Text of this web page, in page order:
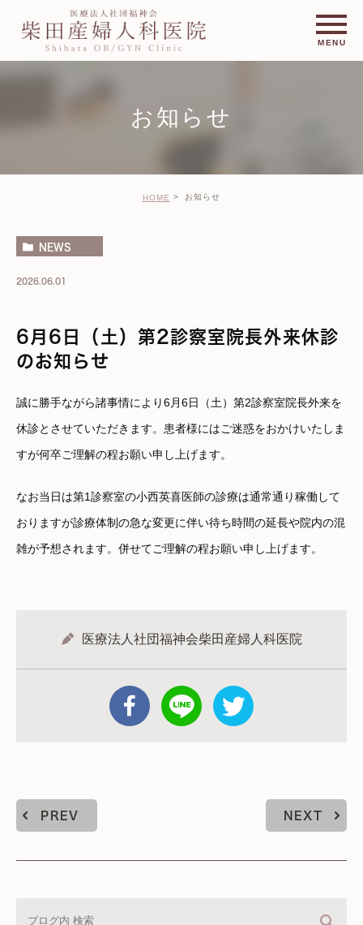
お知らせ
HOME お知らせ
NEWS
2026.06.01
6月6日（土）第2診察室院長外来休診
のお知らせ
誠に勝手ながら諸事情により6月6日（土）第2診察室院長外来を
休診とさせていただきます。患者様にはご迷惑をおかけいたしま
すが何卒ご理解の程お願い申し上げます。
なお当日は第1診察室の小西英喜医師の診療は通常通り稼働して
おりますが診療体制の急な変更に伴い待ち時間の延長や院内の混
雑が予想されます。併せてご理解の程お願い申し上げます。
医療法人社団福神会柴田産婦人科医院
PREV NEXT